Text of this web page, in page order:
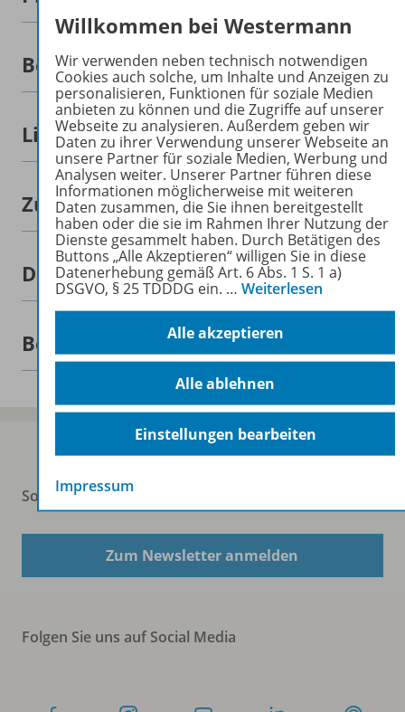
Beschreibung
Lizenzbedingungen
Zugehörige Produkte
Demoversion
Benachrichtigungs-Service
Sofort profitieren
Zum Newsletter anmelden
Folgen Sie uns auf Social Media
Willkommen bei Westermann
Wir verwenden neben technisch notwendigen
Cookies auch solche, um Inhalte und Anzeigen zu
personalisieren, Funktionen für soziale Medien
anbieten zu können und die Zugriffe auf unserer
Webseite zu analysieren. Außerdem geben wir
Daten zu ihrer Verwendung unserer Webseite an
unsere Partner für soziale Medien, Werbung und
Analysen weiter. Unserer Partner führen diese
Informationen möglicherweise mit weiteren
Daten zusammen, die Sie ihnen bereitgestellt
haben oder die sie im Rahmen Ihrer Nutzung der
Dienste gesammelt haben. Durch Betätigen des
Buttons „Alle Akzeptieren“ willigen Sie in diese
Datenerhebung gemäß Art. 6 Abs. 1 S. 1 a)
DSGVO, § 25 TDDDG ein. …Weiterlesen
Alle akzeptieren
Alle ablehnen
Einstellungen bearbeiten
Impressum